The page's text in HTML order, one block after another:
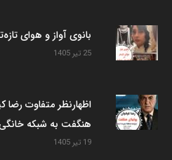
بانوی آواز و هوای
25 تیر 1405
اظهارنظر متفاوت رضا
هنگفت به شبکه
19 تیر 1405